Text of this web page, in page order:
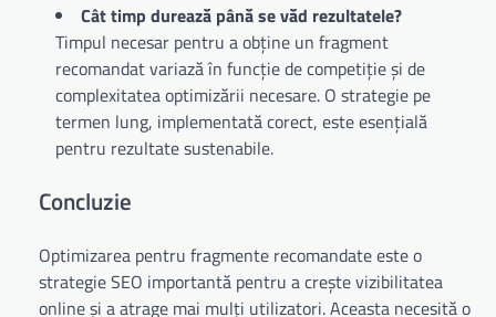
Cât timp durează până se văd rezultatele?
Timpul necesar pentru a obține un fragment
recomandat variază în funcție de competiție și de
complexitatea optimizării necesare. O strategie pe
termen lung, implementată corect, este esențială
pentru rezultate sustenabile.
Concluzie
Optimizarea pentru fragmente recomandate este o
strategie SEO importantă pentru a crește vizibilitatea
online și a atrage mai mulți utilizatori. Aceasta necesită o